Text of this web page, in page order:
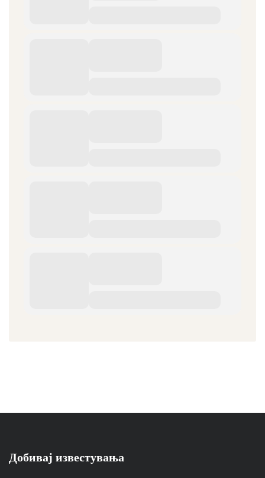
Добивај известувања